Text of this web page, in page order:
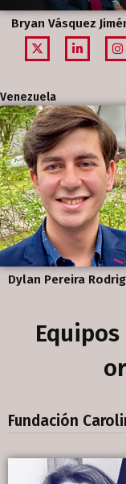
Bryan Vásquez
Venezuela
Dylan Pereira
Fundación